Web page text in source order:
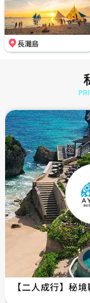
長灘島
【二人成行】秘